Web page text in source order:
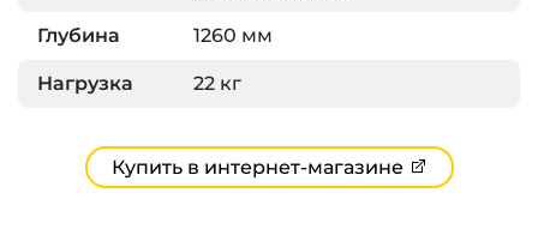
Глубина 1260 мм
Нагрузка 22 кг
Купить в интернет-магазине